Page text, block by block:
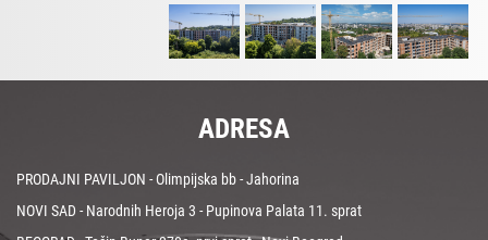
ADRESA
PRODAJNI PAVILJON - Olimpijska bb - Jahorina
NOVI SAD - Narodnih Heroja 3 - Pupinova Palata 11. sprat